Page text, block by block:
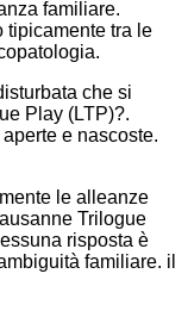
familiare.
tipicamente tra le
che si
Play (LTP)?.
e nascoste.
le alleanze
Trilogue
risposta è
familiare. il